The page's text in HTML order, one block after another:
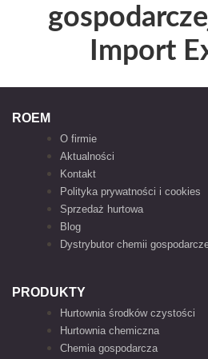
Import
ROEM
O firmie
Aktualności
Kontakt
Polityka prywatności i cookies
Sprzedaż hurtowa
Blog
Dystrybutor chemii
PRODUKTY
Hurtownia środków czystości
Hurtownia chemiczna
Chemia gospodarcza